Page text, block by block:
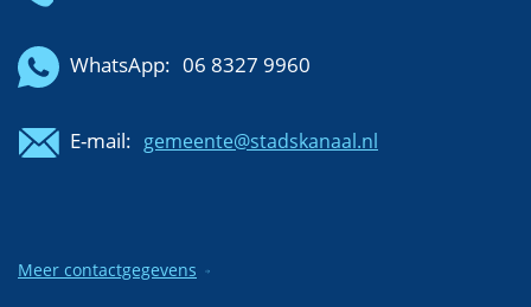
WhatsApp: 06 8327 9960
E-mail: gemeente@stadskanaal.nl
Meer contactgegevens